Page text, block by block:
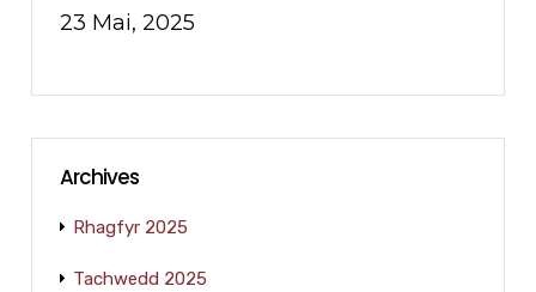
23 Mai, 2025
Archives
Rhagfyr 2025
Tachwedd 2025